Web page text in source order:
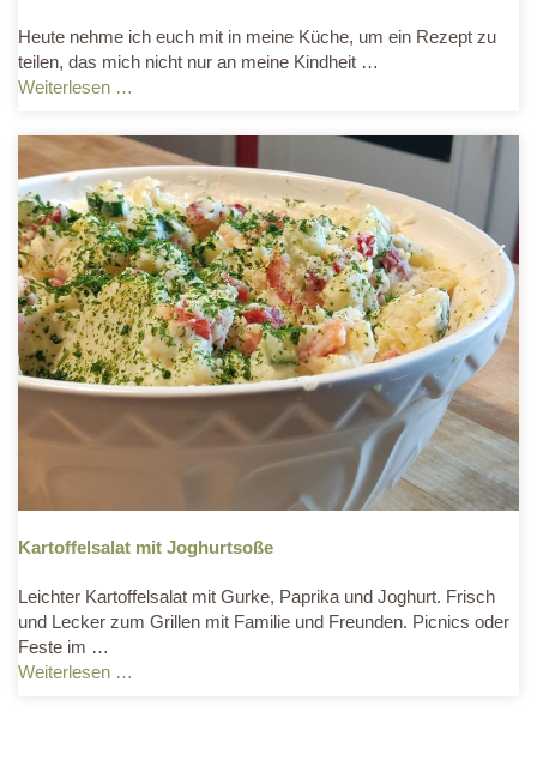
Heute nehme ich euch mit in meine Küche, um ein Rezept zu
teilen, das mich nicht nur an meine Kindheit …
Weiterlesen …
Kartoffelsalat mit Joghurtsoße
Leichter Kartoffelsalat mit Gurke, Paprika und Joghurt. Frisch
und Lecker zum Grillen mit Familie und Freunden. Picnics oder
Feste im …
Weiterlesen …